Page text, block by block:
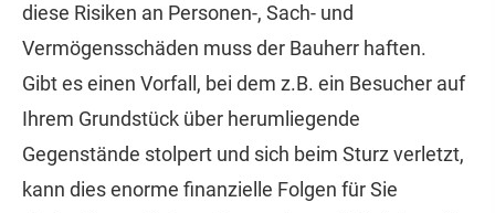
diese Risiken an Per­sonen-, Sach- und
Vermögensschäden muss der Bauherr haften.
Gibt es einen Vorfall, bei dem z.B. ein Besucher auf
Ihrem Grundstück über herumliegende
Gegenstände stolpert und sich beim Sturz verletzt,
kann dies enorme finanzielle Folgen für Sie